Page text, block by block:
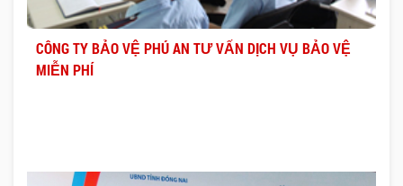
CÔNG TY BẢO VỆ PHÚ AN TƯ VẤN DỊCH VỤ BẢO VỆ
MIỄN PHÍ